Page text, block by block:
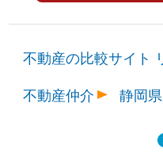
不動産の比較サイト
不動産仲介
静岡県